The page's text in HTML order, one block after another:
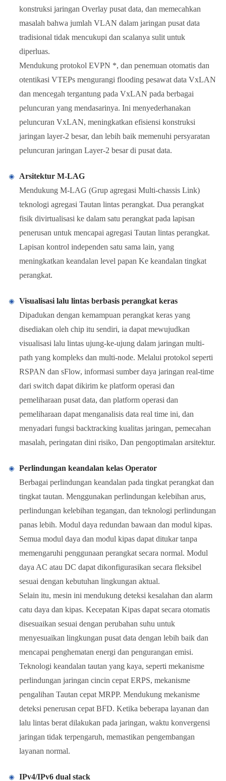
konstruksi jaringan Overlay pusat data, dan memecahkan
masalah bahwa jumlah VLAN dalam jaringan pusat data
tradisional tidak mencukupi dan scalanya sulit untuk
diperluas.
Mendukung protokol EVPN *, dan penemuan otomatis dan
otentikasi VTEPs mengurangi flooding pesawat data VxLAN
dan mencegah tergantung pada VxLAN pada berbagai
peluncuran yang mendasarinya. Ini menyederhanakan
peluncuran VxLAN, meningkatkan efisiensi konstruksi
jaringan layer-2 besar, dan lebih baik memenuhi persyaratan
peluncuran jaringan Layer-2 besar di pusat data.
Arsitektur M-LAG
Mendukung M-LAG (Grup agregasi Multi-chassis Link)
teknologi agregasi Tautan lintas perangkat. Dua perangkat
fisik divirtualisasi ke dalam satu perangkat pada lapisan
penerusan untuk mencapai agregasi Tautan lintas perangkat.
Lapisan kontrol independen satu sama lain, yang
meningkatkan keandalan level papan Ke keandalan tingkat
perangkat.
Visualisasi lalu lintas berbasis perangkat keras
Dipadukan dengan kemampuan perangkat keras yang
disediakan oleh chip itu sendiri, ia dapat mewujudkan
visualisasi lalu lintas ujung-ke-ujung dalam jaringan multi-
path yang kompleks dan multi-node. Melalui protokol seperti
RSPAN dan sFlow, informasi sumber daya jaringan real-time
dari switch dapat dikirim ke platform operasi dan
pemeliharaan pusat data, dan platform operasi dan
pemeliharaan dapat menganalisis data real time ini, dan
menyadari fungsi backtracking kualitas jaringan, pemecahan
masalah, peringatan dini risiko, Dan pengoptimalan arsitektur.
Perlindungan keandalan kelas Operator
Berbagai perlindungan keandalan pada tingkat perangkat dan
tingkat tautan. Menggunakan perlindungan kelebihan arus,
perlindungan kelebihan tegangan, dan teknologi perlindungan
panas lebih. Modul daya redundan bawaan dan modul kipas.
Semua modul daya dan modul kipas dapat ditukar tanpa
memengaruhi penggunaan perangkat secara normal. Modul
daya AC atau DC dapat dikonfigurasikan secara fleksibel
sesuai dengan kebutuhan lingkungan aktual.
Selain itu, mesin ini mendukung deteksi kesalahan dan alarm
catu daya dan kipas. Kecepatan Kipas dapat secara otomatis
disesuaikan sesuai dengan perubahan suhu untuk
menyesuaikan lingkungan pusat data dengan lebih baik dan
mencapai penghematan energi dan pengurangan emisi.
Teknologi keandalan tautan yang kaya, seperti mekanisme
perlindungan jaringan cincin cepat ERPS, mekanisme
pengalihan Tautan cepat MRPP. Mendukung mekanisme
deteksi penerusan cepat BFD. Ketika beberapa layanan dan
lalu lintas berat dilakukan pada jaringan, waktu konvergensi
jaringan tidak terpengaruh, memastikan pengembangan
layanan normal.
IPv4/IPv6 dual stack